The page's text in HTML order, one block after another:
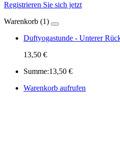
Registrieren Sie sich jetzt
Warenkorb (1)
Duftyogastunde - Unterer
13,50 €
Summe:13,50 €
Warenkorb aufrufen